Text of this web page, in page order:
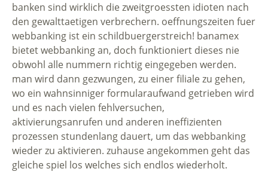
banken sind wirklich die zweitgroessten idioten nach
den gewalttaetigen verbrechern. oeffnungszeiten fuer
webbanking ist ein schildbuergerstreich! banamex
bietet webbanking an, doch funktioniert dieses nie
obwohl alle nummern richtig eingegeben werden.
man wird dann gezwungen, zu einer filiale zu gehen,
wo ein wahnsinniger formularaufwand getrieben wird
und es nach vielen fehlversuchen,
aktivierungsanrufen und anderen ineffizienten
prozessen stundenlang dauert, um das webbanking
wieder zu aktivieren. zuhause angekommen geht das
gleiche spiel los welches sich endlos wiederholt.